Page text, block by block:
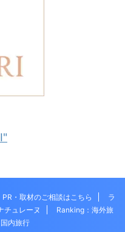
PR・取材のご相談はこちら
ラ
チュレーヌ
Ranking：海外旅
内旅行